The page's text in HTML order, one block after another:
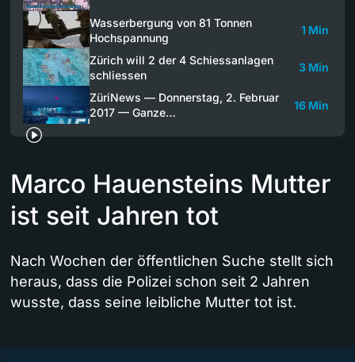
Wasserbergung von 81 Tonnen
Hochspannung
1 Min
Zürich will 2 der 4 Schiessanlagen
schliessen
3 Min
ZüriNews — Donnerstag, 2. Februar
2017 — Ganze…
16 Min
Marco Hauensteins Mutter
ist seit Jahren tot
Nach Wochen der öffentlichen Suche stellt sich
heraus, dass die Polizei schon seit 2 Jahren
wusste, dass seine leibliche Mutter tot ist.